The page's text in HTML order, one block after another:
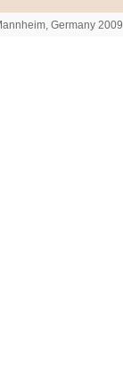
Germany 2009